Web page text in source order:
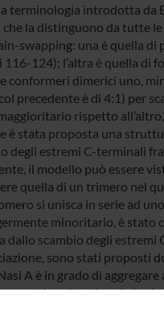
terminologia introdotta da
che la distinguono da tutte
swapping: una è quella
124); l’altra è quella
conformeri dimerici uno,
precedente è di 4:1) per
rispetto
è stata proposta una
degli estremi C-terminali
il modello può essere
quella di un trimero nel
si unisca in serie ad
minoritario, è stato
dallo scambio degli
sono stati proposti
A è in grado di
proteina dimerizza, infatti,
anche un eccesso di
oggettivi, infine, fanno